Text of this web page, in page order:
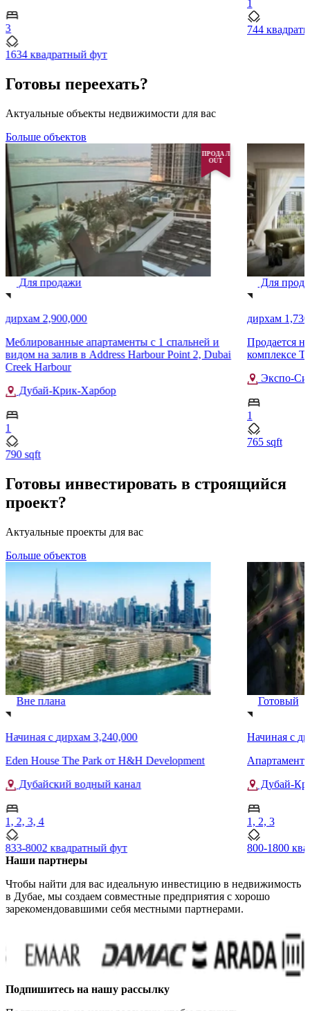
3
1634 квадратный фут
1
744
Готовы переехать?
Актуальные объекты недвижимости для вас
Больше объектов
ПРОДАЛ
OUT
Для продажи
дирхам 2,900,000
Меблированные апартаменты с 1 спальней и
видом на залив в Address Harbour Point 2, Dubai
Creek Harbour
Дубай-Крик-Харбор
1
790 sqft
Для
дирхам
Продается
комплексе
Экспо-
1
765 sqft
Готовы инвестировать в строящийся
проект?
Актуальные проекты для вас
Больше объектов
Вне плана
Начиная с дирхам 3,240,000
Eden House The Park от H&H Development
Дубайский водный канал
1, 2, 3, 4
833-8002 квадратный фут
Готовый
Начиная с
Дубай-
1, 2, 3
800-1800
Наши партнеры
Чтобы найти для вас идеальную инвестицию в недвижимость
в Дубае, мы создаем совместные предприятия с хорошо
зарекомендовавшими себя местными партнерами.
Подпишитесь на нашу рассылку